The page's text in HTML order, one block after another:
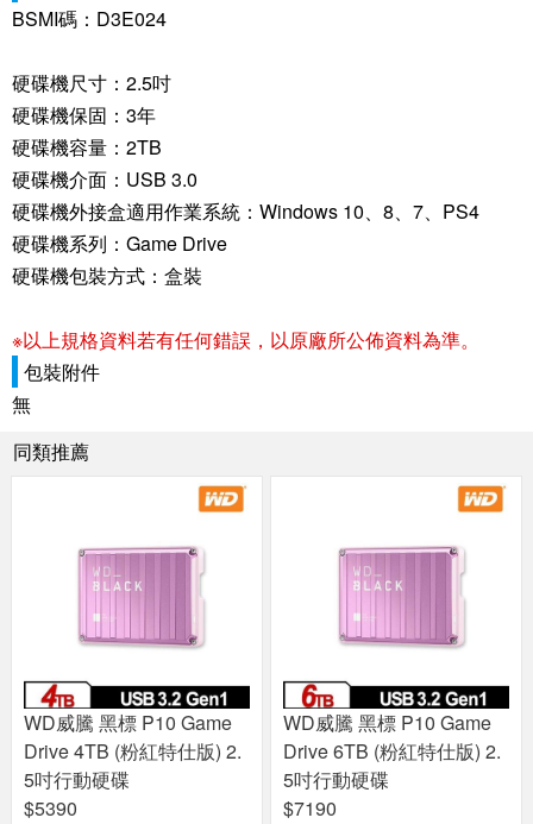
BSMI碼：D3E024
硬碟機尺寸：2.5吋
硬碟機保固：3年
硬碟機容量：2TB
硬碟機介面：USB 3.0
硬碟機外接盒適用作業系統：Windows 10、8、7、PS4
硬碟機系列：Game Drive
硬碟機包裝方式：盒裝
※以上規格資料若有任何錯誤，以原廠所公佈資料為準。
包裝附件
無
同類推薦
WD威騰 黑標 P10 Game
Drive 4TB (粉紅特仕版) 2.
5吋行動硬碟
$5390
WD威騰 黑標 P10 Game
Drive 6TB (粉紅特仕版) 2.
5吋行動硬碟
$7190